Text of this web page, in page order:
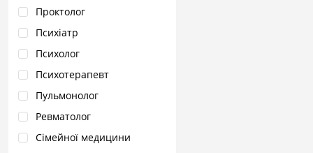
Проктолог
Психіатр
Психолог
Психотерапевт
Пульмонолог
Ревматолог
Сімейної медицини